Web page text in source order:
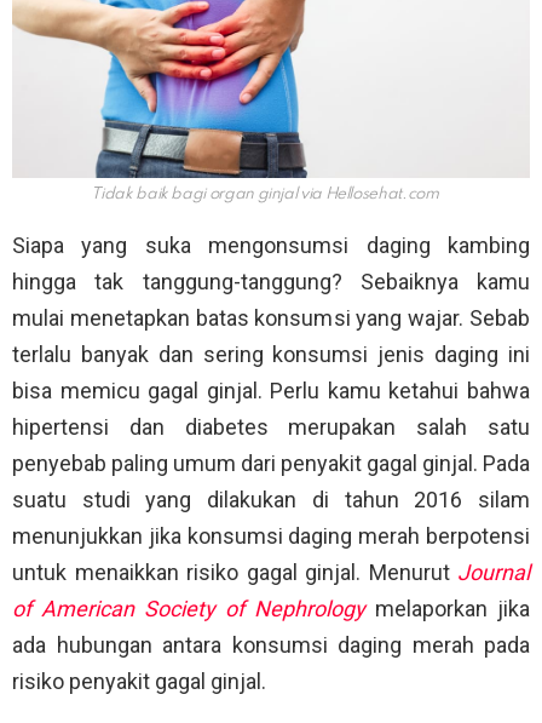
Tidak baik bagi organ ginjal viaHellosehat.com
Siapa yang suka mengonsumsi daging kambing
hingga tak tanggung-tanggung? Sebaiknya kamu
mulai menetapkan batas konsumsi yang wajar. Sebab
terlalu banyak dan sering konsumsi jenis daging ini
bisa memicu gagal ginjal. Perlu kamu ketahui bahwa
hipertensi dan diabetes merupakan salah satu
penyebab paling umum dari penyakit gagal ginjal. Pada
suatu studi yang dilakukan di tahun 2016 silam
menunjukkan jika konsumsi daging merah berpotensi
untuk menaikkan risiko gagal ginjal. Menurut Journal
of American Society of Nephrology melaporkan jika
ada hubungan antara konsumsi daging merah pada
risiko penyakit gagal ginjal.